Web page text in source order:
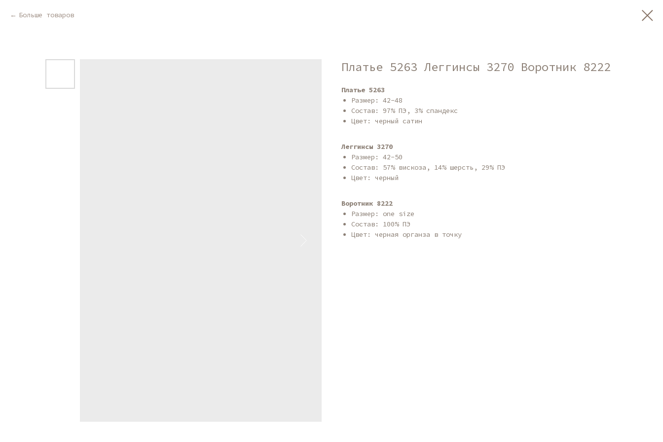
Больше товаров
Платье 5263 Леггинсы 3270 Воротник 8222
Платье 5263
Размер: 42-48
Состав: 97% ПЭ, 3% спандекс
Цвет: черный сатин
Леггинсы 3270
Размер: 42-50
Состав: 57% вискоза, 14% шерсть, 29% ПЭ
Цвет: черный
Воротник 8222
Размер: one size
Состав: 100% ПЭ
Цвет: черная органза в точку